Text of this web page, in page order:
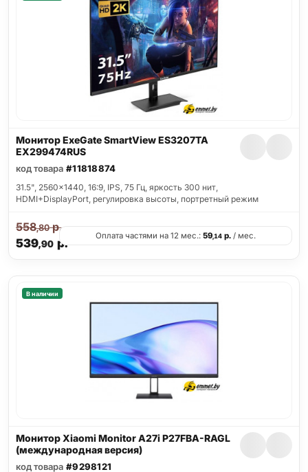
Монитор ExeGate SmartView ES3207TA
EX299474RUS
код товара #11818874
31.5", 2560x1440, 16:9, IPS, 75 Гц, яркость 300 нит,
HDMI+DisplayPort, регулировка высоты, портретный режим
539,90р.
558,80р.
Оплата частями на 12 мес.: 59,14 р. / мес.
В наличии
Монитор Xiaomi Monitor A27i P27FBA-RAGL
(международная версия)
код товара #9298121